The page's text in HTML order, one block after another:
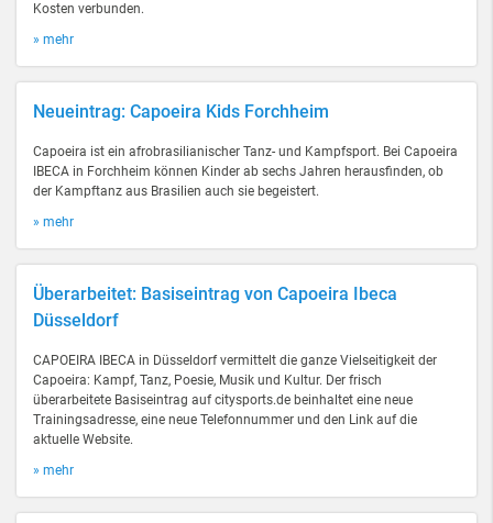
Kosten verbunden.
» mehr
Neueintrag: Capoeira Kids Forchheim
Capoeira ist ein afrobrasilianischer Tanz- und Kampfsport. Bei Capoeira
IBECA in Forchheim können Kinder ab sechs Jahren herausfinden, ob
der Kampftanz aus Brasilien auch sie begeistert.
» mehr
Überarbeitet: Basiseintrag von Capoeira Ibeca
Düsseldorf
CAPOEIRA IBECA in Düsseldorf vermittelt die ganze Vielseitigkeit der
Capoeira: Kampf, Tanz, Poesie, Musik und Kultur. Der frisch
überarbeitete Basiseintrag auf citysports.de beinhaltet eine neue
Trainingsadresse, eine neue Telefonnummer und den Link auf die
aktuelle Website.
» mehr